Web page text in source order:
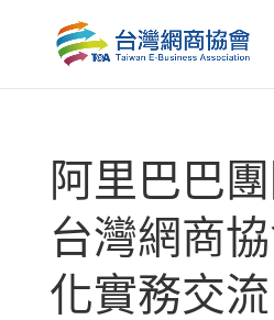
阿里巴巴
台灣網商
化實務交